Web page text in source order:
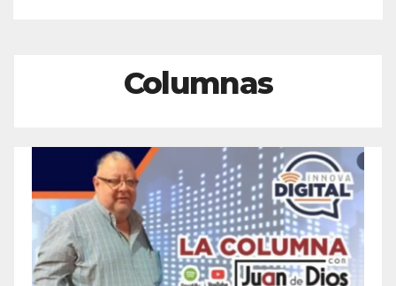
Columnas